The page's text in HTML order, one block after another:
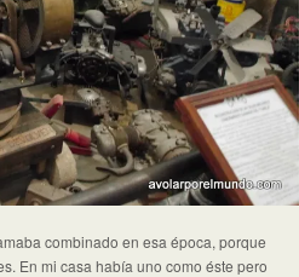
combinado en esa época, porque
En mi casa había uno como éste pero